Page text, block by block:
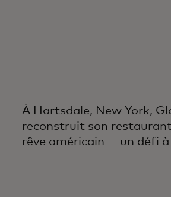
À Hartsdale, New York,
reconstruit son
rêve américain — un défi